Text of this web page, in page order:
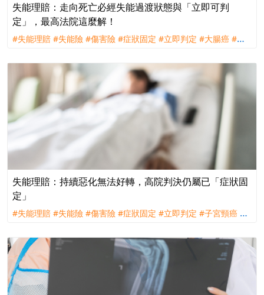
失能理賠：走向死亡必經失能過渡狀態與「立即可判
定」，最高法院這麼解！
#失能理賠 #失能險 #傷害險 #症狀固定 #立即判定 #大腸癌 #理
失能理賠：持續惡化無法好轉，高院判決仍屬已「症狀固
定」
#失能理賠 #失能險 #傷害險 #症狀固定 #立即判定 #子宮頸癌 #